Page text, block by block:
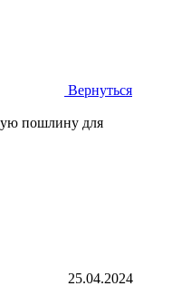
Вернуться
пошлину для
25.04.2024